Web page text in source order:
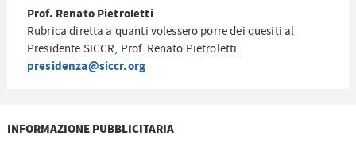
Prof. Renato Pietroletti
Rubrica diretta a quanti volessero porre dei quesiti al
Presidente SICCR, Prof. Renato Pietroletti.
presidenza@siccr.org
INFORMAZIONE PUBBLICITARIA